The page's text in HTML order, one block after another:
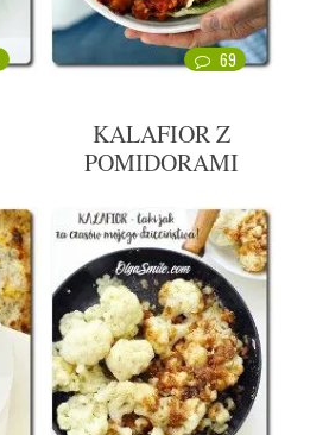
69
KALAFIOR Z
POMIDORAMI